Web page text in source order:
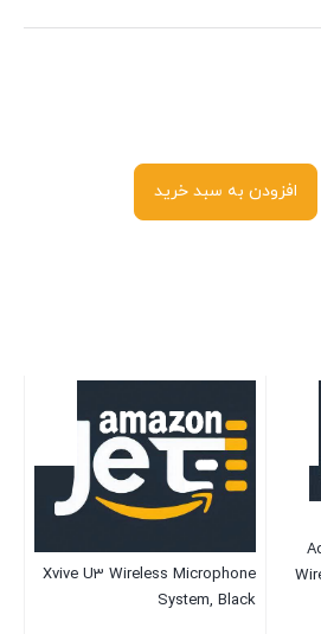
افزودن به سبد خرید
Xvive U3 Wireless Microphone
System, Black